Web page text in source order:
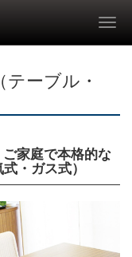
ーブル・
家庭で本格的な
・ガス式）